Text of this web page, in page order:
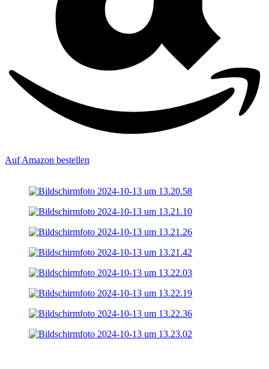
Auf Amazon bestellen